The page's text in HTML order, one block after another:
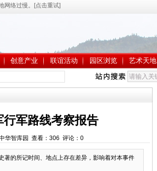
创意产业 联谊活动 园区浏览 艺术天地
行军路线考察报告
华智库园 查看： 306 评论： 0
著的所记时间、地点上存在差异，影响着对本事件